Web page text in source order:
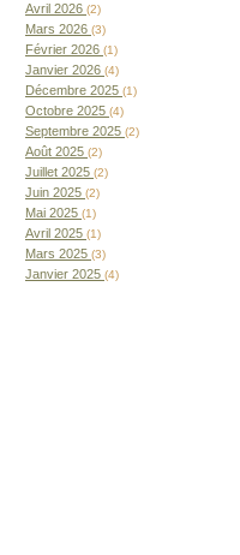
Avril 2026 (2)
Mars 2026 (3)
Février 2026 (1)
Janvier 2026 (4)
Décembre 2025 (1)
Octobre 2025 (4)
Septembre 2025 (2)
Août 2025 (2)
Juillet 2025 (2)
Juin 2025 (2)
Mai 2025 (1)
Avril 2025 (1)
Mars 2025 (3)
Janvier 2025 (4)